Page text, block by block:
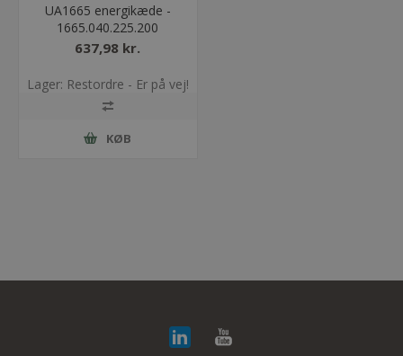
UA1665 energikæde -
1665.040.225.200
637,98 kr.
Lager: Restordre - Er på vej!
KØB